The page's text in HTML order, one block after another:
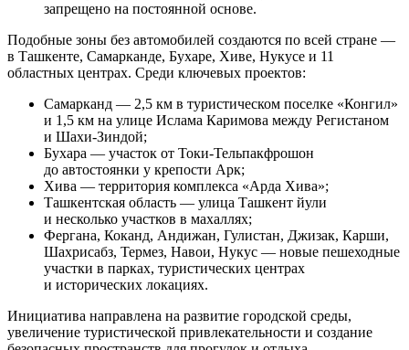
запрещено на постоянной основе.
Подобные зоны без автомобилей создаются по всей стране —
в Ташкенте, Самарканде, Бухаре, Хиве, Нукусе и 11
областных центрах. Среди ключевых проектов:
Самарканд — 2,5 км в туристическом поселке «Конгил»
и 1,5 км на улице Ислама Каримова между Регистаном
и Шахи-Зиндой;
Бухара — участок от Токи-Тельпакфрошон
до автостоянки у крепости Арк;
Хива — территория комплекса «Арда Хива»;
Ташкентская область — улица Ташкент йули
и несколько участков в махаллях;
Фергана, Коканд, Андижан, Гулистан, Джизак, Карши,
Шахрисабз, Термез, Навои, Нукус — новые пешеходные
участки в парках, туристических центрах
и исторических локациях.
Инициатива направлена на развитие городской среды,
увеличение туристической привлекательности и создание